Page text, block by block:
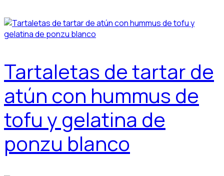
Tartaletas de tartar de
atún con hummus de
tofu y gelatina de
ponzu blanco